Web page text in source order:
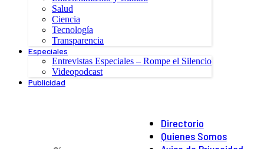
Salud
Ciencia
Tecnología
Transparencia
Especiales
Entrevistas Especiales – Rompe el Silencio
Videopodcast
Publicidad
Directorio
Quienes Somos